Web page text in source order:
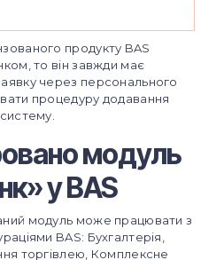
продукту BAS
то він завжди має
через персонального
процедуру додавання
модуль
у BAS
модуль може працювати з
BAS: Бухгалтерія,
торгівлею, Комплексне